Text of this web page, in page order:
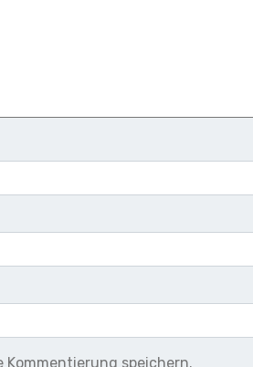
Kommentierung speichern.